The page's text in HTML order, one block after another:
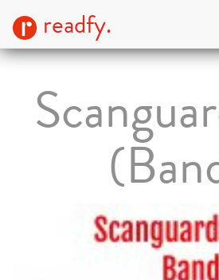
readfy.